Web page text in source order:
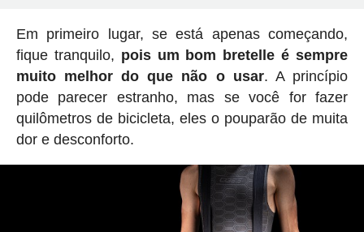
Em primeiro lugar, se está apenas começando,
fique tranquilo, pois um bom bretelle é sempre
muito melhor do que não o usar. A princípio
pode parecer estranho, mas se você for fazer
quilômetros de bicicleta, eles o pouparão de muita
dor e desconforto.